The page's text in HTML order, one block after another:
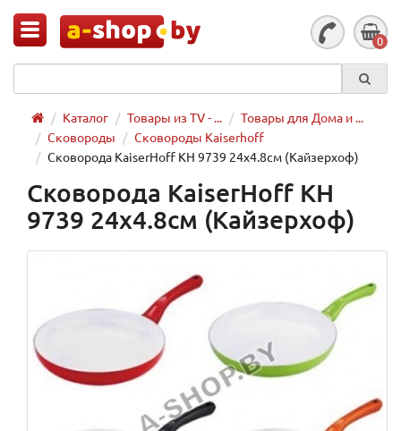
0
Каталог Товары из TV - ...
Товары для Дома и ...
Сковороды
Сковороды Kaiserhoff
Сковорода KaiserHoff KH 9739 24х4.8см (Кайзерхоф)
Сковорода KaiserHoff KH
9739 24х4.8см (Кайзерхоф)